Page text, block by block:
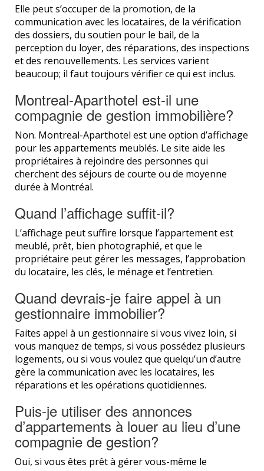
Elle peut s’occuper de la promotion, de la
communication avec les locataires, de la vérification
des dossiers, du soutien pour le bail, de la
perception du loyer, des réparations, des inspections
et des renouvellements. Les services varient
beaucoup; il faut toujours vérifier ce qui est inclus.
Montreal-Aparthotel est-il une
compagnie de gestion immobilière?
Non. Montreal-Aparthotel est une option d’affichage
pour les appartements meublés. Le site aide les
propriétaires à rejoindre des personnes qui
cherchent des séjours de courte ou de moyenne
durée à Montréal.
Quand l’affichage suffit-il?
L’affichage peut suffire lorsque l’appartement est
meublé, prêt, bien photographié, et que le
propriétaire peut gérer les messages, l’approbation
du locataire, les clés, le ménage et l’entretien.
Quand devrais-je faire appel à un
gestionnaire immobilier?
Faites appel à un gestionnaire si vous vivez loin, si
vous manquez de temps, si vous possédez plusieurs
logements, ou si vous voulez que quelqu’un d’autre
gère la communication avec les locataires, les
réparations et les opérations quotidiennes.
Puis-je utiliser des annonces
d’appartements à louer au lieu d’une
compagnie de gestion?
Oui, si vous êtes prêt à gérer vous-même le